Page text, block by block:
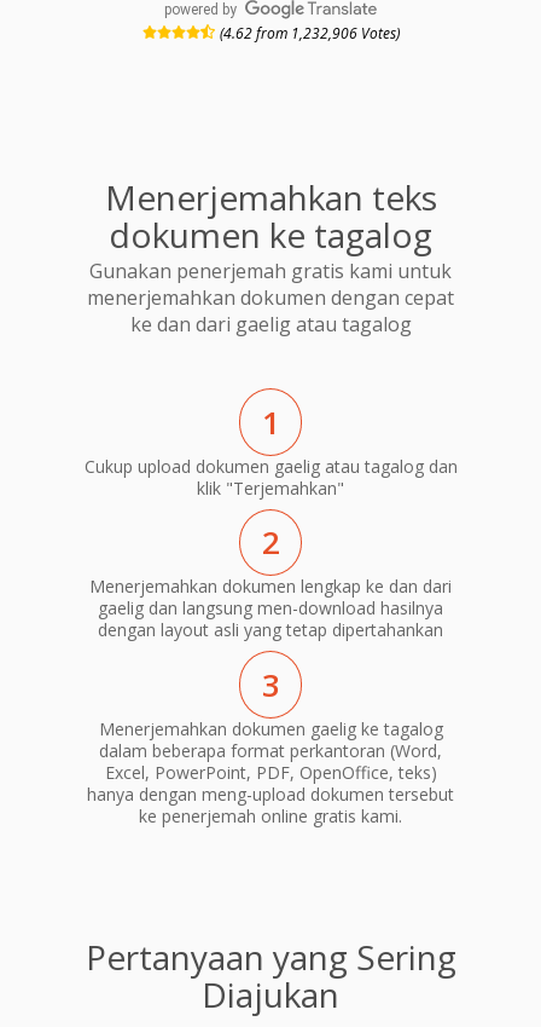
powered by
(4.62 from 1,232,906 Votes)
Menerjemahkan teks
dokumen ke tagalog
Gunakan penerjemah gratis kami untuk
menerjemahkan dokumen dengan cepat
ke dan dari gaelig atau tagalog
1
Cukup upload dokumen gaelig atau tagalog dan
klik "Terjemahkan"
2
Menerjemahkan dokumen lengkap ke dan dari
gaelig dan langsung men-download hasilnya
dengan layout asli yang tetap dipertahankan
3
Menerjemahkan dokumen gaelig ke tagalog
dalam beberapa format perkantoran (Word,
Excel, PowerPoint, PDF, OpenOffice, teks)
hanya dengan meng-upload dokumen tersebut
ke penerjemah online gratis kami.
Pertanyaan yang Sering
Diajukan